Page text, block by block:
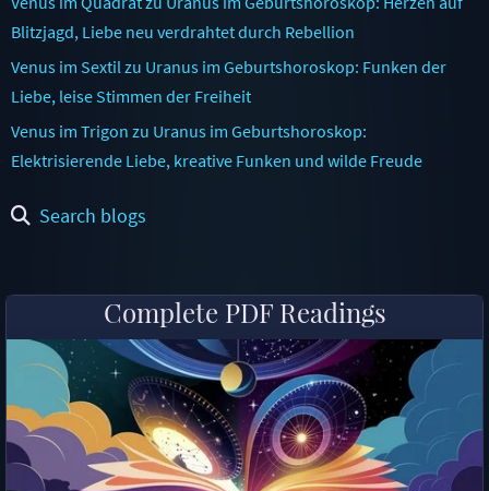
Blitzjagd, Liebe neu verdrahtet durch Rebellion
Venus im Sextil zu Uranus im Geburtshoroskop: Funken der
Liebe, leise Stimmen der Freiheit
Venus im Trigon zu Uranus im Geburtshoroskop:
Elektrisierende Liebe, kreative Funken und wilde Freude
Search blogs
Complete PDF Readings